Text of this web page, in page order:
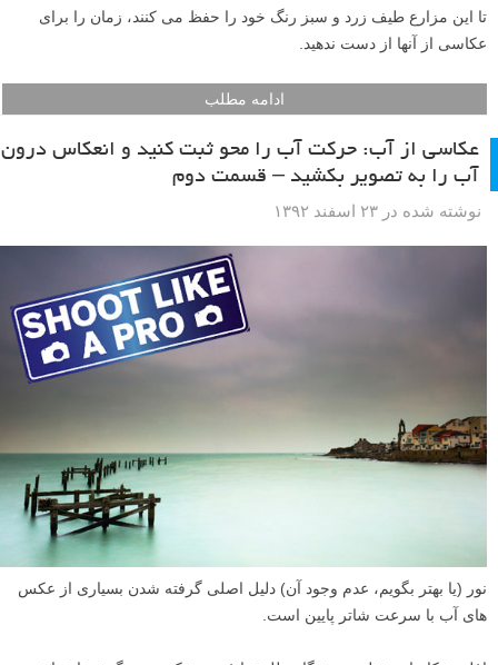
مزارع کلزا این روز ها در برخی نقاط کشور وجود دارند، پس دست به کار
شوید و چند عکس طلایی رنگ ثبت کنید.
اگر جزء کسانی نیستید که به دانه های روغنی کلزا حساسیت دارید، پس
دست به کار شوید تا از سبز و زرد مزارع کلزا در این لحظات بهاری عکاسی
کنیم. مزارع طلایی رنگ در بسیاری از مناطق کشور وجود دارند. هنگام عبور
از این مزارع نمی توان به آنها چشم ندوخت و از آنها بی تفاوت گذشت. پس
تا این مزارع طیف زرد و سبز رنگ خود را حفظ می کنند، زمان را برای
عکاسی از آب: حرکت آب را محو ثبت کنید و انعکاس درون
آب را به تصویر بکشید – قسمت دوم